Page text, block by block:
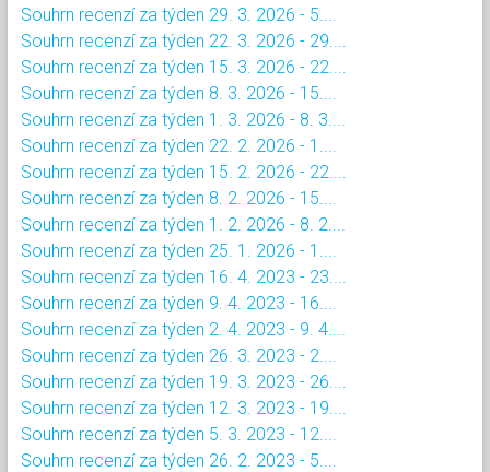
Souhrn recenzí za týden 29. 3. 2026 - 5....
Souhrn recenzí za týden 22. 3. 2026 - 29....
Souhrn recenzí za týden 15. 3. 2026 - 22....
Souhrn recenzí za týden 8. 3. 2026 - 15....
Souhrn recenzí za týden 1. 3. 2026 - 8. 3....
Souhrn recenzí za týden 22. 2. 2026 - 1....
Souhrn recenzí za týden 15. 2. 2026 - 22....
Souhrn recenzí za týden 8. 2. 2026 - 15....
Souhrn recenzí za týden 1. 2. 2026 - 8. 2....
Souhrn recenzí za týden 25. 1. 2026 - 1....
Souhrn recenzí za týden 16. 4. 2023 - 23....
Souhrn recenzí za týden 9. 4. 2023 - 16....
Souhrn recenzí za týden 2. 4. 2023 - 9. 4....
Souhrn recenzí za týden 26. 3. 2023 - 2....
Souhrn recenzí za týden 19. 3. 2023 - 26....
Souhrn recenzí za týden 12. 3. 2023 - 19....
Souhrn recenzí za týden 5. 3. 2023 - 12....
Souhrn recenzí za týden 26. 2. 2023 - 5....